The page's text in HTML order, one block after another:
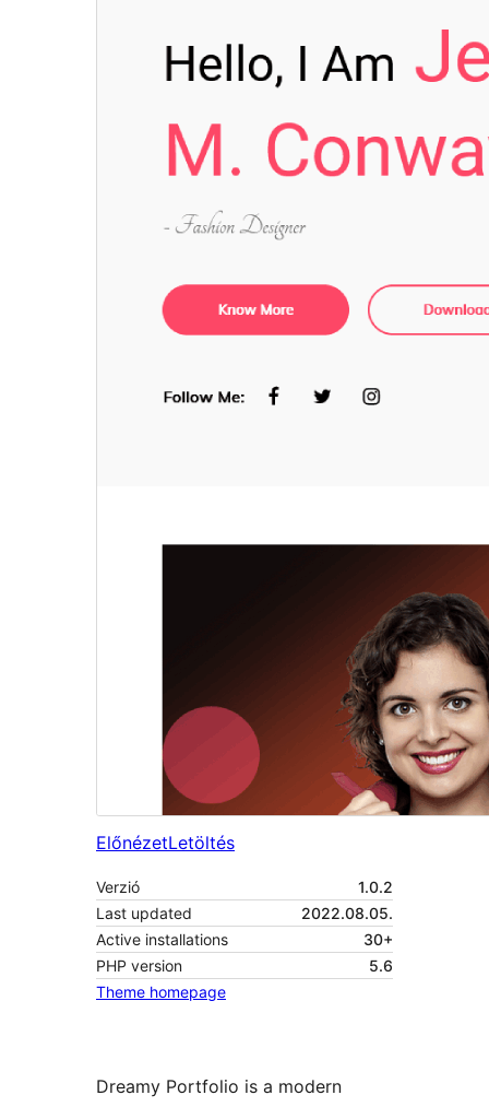
ElőnézetLetöltés
Verzió
1.0.2
Last updated
2022.08.05.
Active installations
30+
PHP version
5.6
Theme homepage
Dreamy Portfolio is a modern